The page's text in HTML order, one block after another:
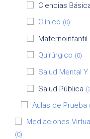
Ciencias
Clínico (0)
Maternoinfantil
Quirúrgico (0)
Salud Mental
Salud Pública
Aulas de Prueba
Mediaciones
(0)